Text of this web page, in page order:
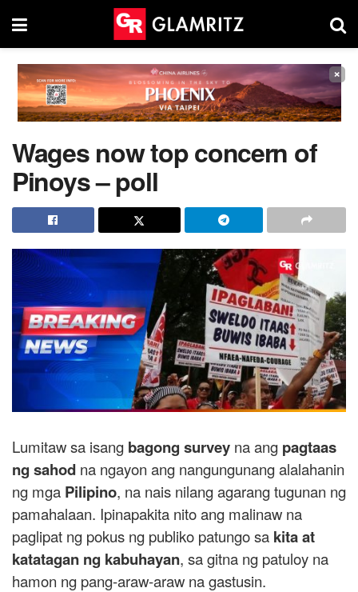
×
Wages now top concern of
Pinoys – poll
Lumitaw sa isang bagong survey na ang pagtaas
ng sahod na ngayon ang nangungunang alalahanin
ng mga Pilipino, na nais nilang agarang tugunan ng
pamahalaan. Ipinapakita nito ang malinaw na
paglipat ng pokus ng publiko patungo sa kita at
katatagan ng kabuhayan, sa gitna ng patuloy na
hamon ng pang-araw-araw na gastusin.